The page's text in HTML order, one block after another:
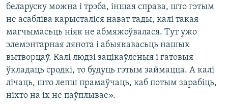
беларуску можна і трэба, іншая справа, што гэтым
не асабліва карысталіся нават тады, калі такая
магчымасьць ніяк не абмяжоўвалася. Тут ужо
элемэнтарная лянота і абыякавасьць нашых
вытворцаў. Калі людзі зацікаўленыя і гатовыя
ўкладаць сродкі, то будуць гэтым займацца. А калі
лічаць, што лепш прамаўчаць, каб потым зарабіць,
ніхто на іх не паўплывае».